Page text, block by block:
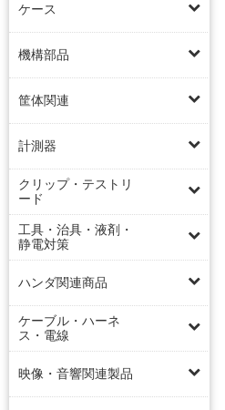
ケース
機構部品
筐体関連
計測器
クリップ・テストリ
ード
工具・治具・液剤・
静電対策
ハンダ関連商品
ケーブル・ハーネ
ス・電線
映像・音響関連製品